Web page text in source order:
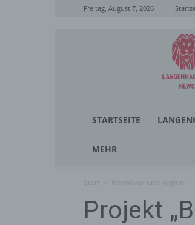
Freitag, August 7, 2026
STARTSEITE
MEHR
Projekt